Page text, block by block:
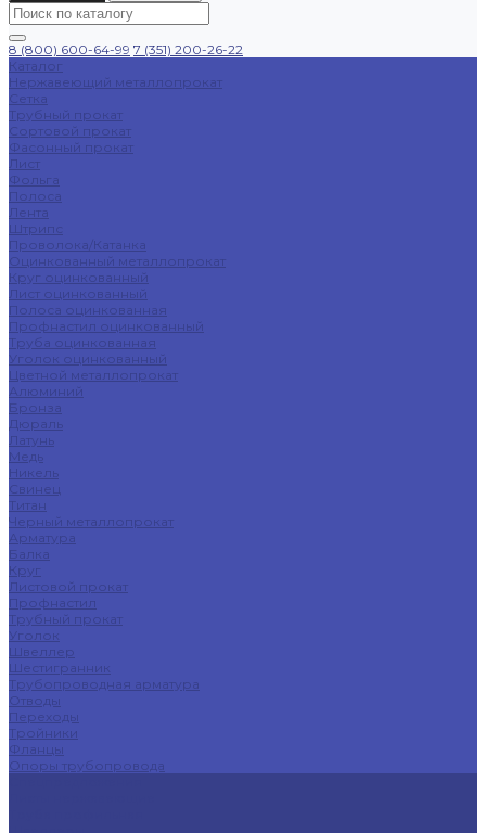
8 (800) 600-64-99 7 (351) 200-26-22
Каталог
Нержавеющий металлопрокат
Сетка
Трубный прокат
Сортовой прокат
Фасонный прокат
Лист
Фольга
Полоса
Лента
Штрипс
Проволока/Катанка
Оцинкованный металлопрокат
Круг оцинкованный
Лист оцинкованный
Полоса оцинкованная
Профнастил оцинкованный
Труба оцинкованная
Уголок оцинкованный
Цветной металлопрокат
Алюминий
Бронза
Дюраль
Латунь
Медь
Никель
Свинец
Титан
Черный металлопрокат
Арматура
Балка
Круг
Листовой прокат
Профнастил
Трубный прокат
Уголок
Швеллер
Шестигранник
Трубопроводная арматура
Отводы
Переходы
Тройники
Фланцы
Опоры трубопровода